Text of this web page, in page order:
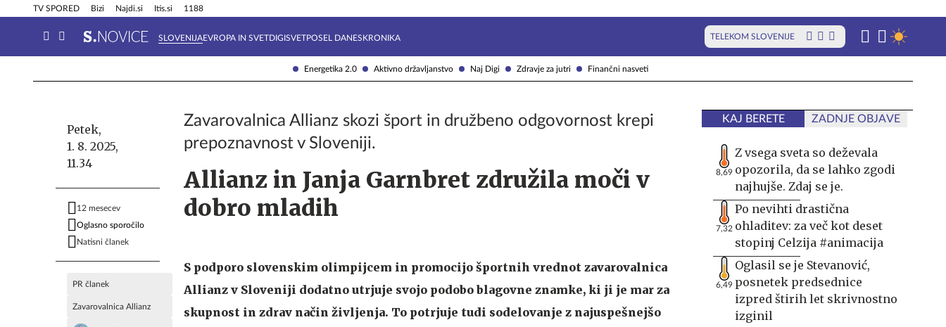
Energetika 2.0 Aktivno državljanstvo Naj Digi Zdravje za jutri Finančni nasveti
TV SPORED Bizi Najdi.si Itis.si 1188
SLOVENIJAEVROPA IN SVETDIGISVETPOSEL DANESKRONIKA TELEKOM SLOVENIJE
Info in obvestila Tehnik
Petek,
1. 8. 2025,
11.34
12 mesecev
Oglasno sporočilo
Natisni članek
PR članek
Zavarovalnica Allianz
Zavarovalnica Allianz skozi šport in družbeno odgovornost krepi
prepoznavnost v Sloveniji.
Allianz in Janja Garnbret združila moči v
dobro mladih
S podporo slovenskim olimpijcem in promocijo športnih vrednot zavarovalnica
Allianz v Sloveniji dodatno utrjuje svojo podobo blagovne znamke, ki ji je mar za
skupnost in zdrav način življenja. To potrjuje tudi sodelovanje z najuspešnejšo
KAJ BERETE ZADNJE OBJAVE
8,69
Z vsega sveta so deževala
opozorila, da se lahko zgodi
najhujše. Zdaj se je.
7,32
Po nevihti drastična
ohladitev: za več kot deset
stopinj Celzija #animacija
6,49
Oglasil se je Stevanović,
posnetek predsednice
izpred štirih let skrivnostno
izginil